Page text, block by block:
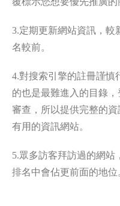
3.定期更新網站資訊，較
名較前。
4.對搜索引擎的註冊謹慎
的也是最難進入的目錄
審查，所以提供完整的
有用的資訊網站。
5.眾多訪客拜訪過的網站
排名中會佔更前面的地位